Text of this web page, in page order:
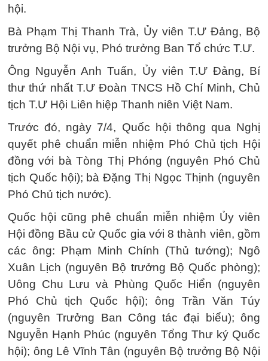
hội.
Bà Phạm Thị Thanh Trà, Ủy viên T.Ư Đảng, Bộ
trưởng Bộ Nội vụ, Phó trưởng Ban Tổ chức T.Ư.
Ông Nguyễn Anh Tuấn, Ủy viên T.Ư Đảng, Bí
thư thứ nhất T.Ư Đoàn TNCS Hồ Chí Minh, Chủ
tịch T.Ư Hội Liên hiệp Thanh niên Việt Nam.
Trước đó, ngày 7/4, Quốc hội thông qua Nghị
quyết phê chuẩn miễn nhiệm Phó Chủ tịch Hội
đồng với bà Tòng Thị Phóng (nguyên Phó Chủ
tịch Quốc hội); bà Đặng Thị Ngọc Thịnh (nguyên
Phó Chủ tịch nước).
Quốc hội cũng phê chuẩn miễn nhiệm Ủy viên
Hội đồng Bầu cử Quốc gia với 8 thành viên, gồm
các ông: Phạm Minh Chính (Thủ tướng); Ngô
Xuân Lịch (nguyên Bộ trưởng Bộ Quốc phòng);
Uông Chu Lưu và Phùng Quốc Hiển (nguyên
Phó Chủ tịch Quốc hội); ông Trần Văn Túy
(nguyên Trưởng Ban Công tác đại biểu); ông
Nguyễn Hạnh Phúc (nguyên Tổng Thư ký Quốc
hội); ông Lê Vĩnh Tân (nguyên Bộ trưởng Bộ Nội